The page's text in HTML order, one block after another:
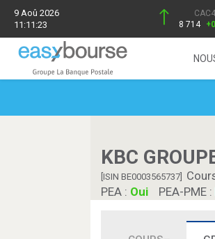
9 Aoû 2026
11:11:23
8 714
KBC
[ISIN BE0003565737]
PEA : Oui PEA-PME :